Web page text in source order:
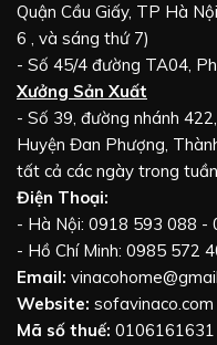
Quận Cầu Giấy, TP Hà
6 , và sáng thứ 7)
- Số 45/4 đường TA04,
Xưởng Sản Xuất
- Số 39, đường nhánh
Huyện Đan Phượng,
tất cả các ngày trong
Điện Thoại:
- Hà Nội: 0918 593 088 -
- Hồ Chí Minh: 0985 572
Email:
Website: sofavinaco.com
Mã số thuế: 0106161631